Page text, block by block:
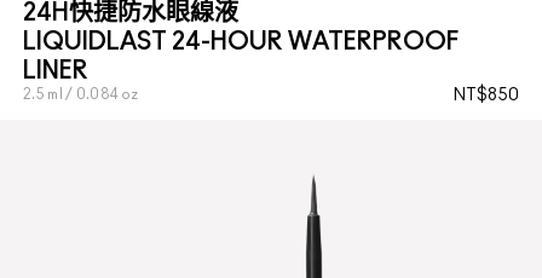
24H快捷防水眼線液
LIQUIDLAST 24-HOUR WATERPROOF
LINER
NT$850
2.5 ml / 0.084 oz